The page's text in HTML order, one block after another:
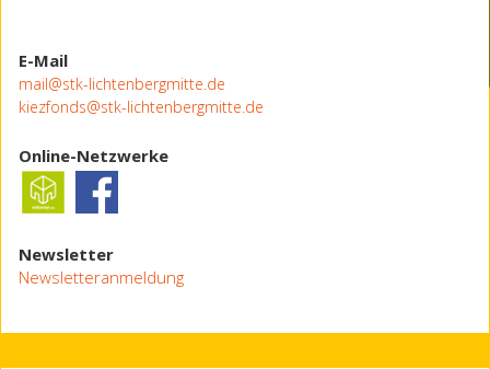
E-Mail
mail@stk-lichtenbergmitte.de
kiezfonds@stk-lichtenbergmitte.de
Online-Netzwerke
Newsletter
Newsletteranmeldung